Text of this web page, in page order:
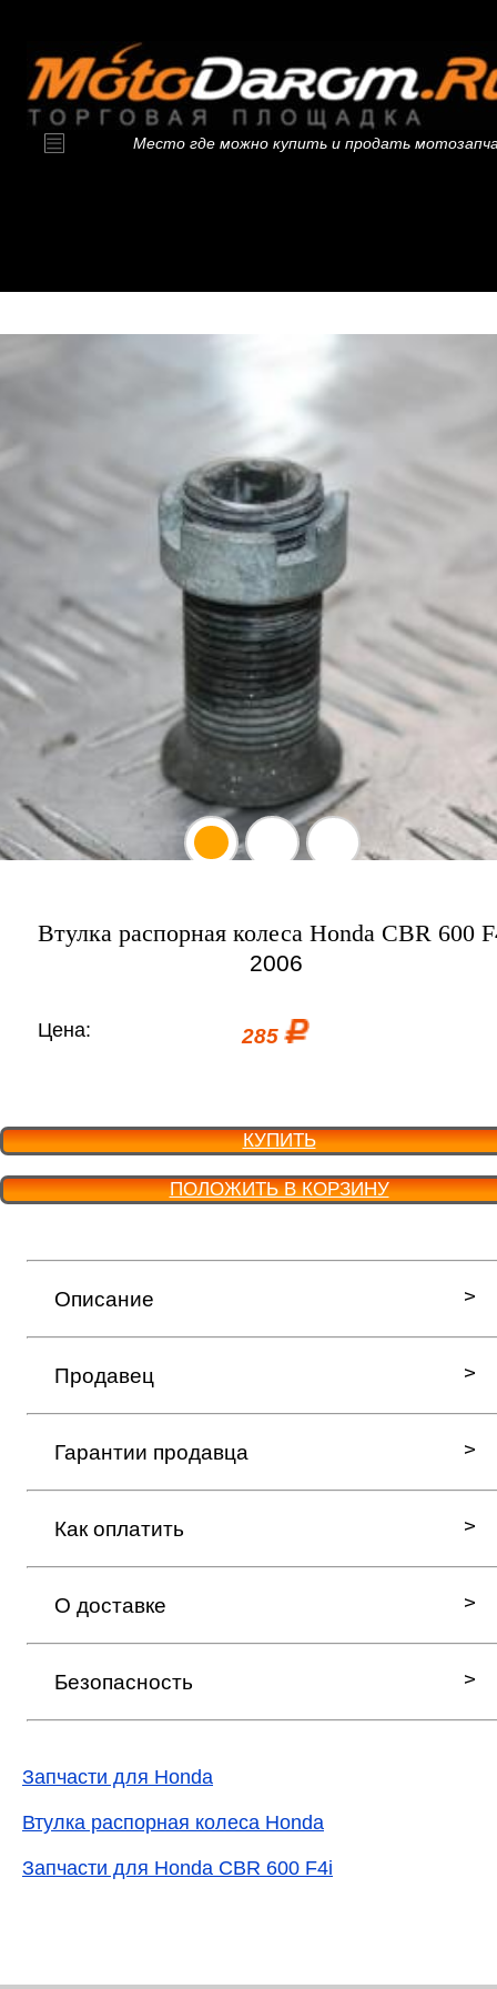
Место где можно купить и продать
Втулка распорная колеса Honda CBR 600
2006
Цена: 285
КУПИТЬ
ПОЛОЖИТЬ В КОРЗИНУ
Описание
Продавец
Гарантии продавца
Как оплатить
О доставке
Безопасность
Запчасти для Honda
Втулка распорная колеса Honda
Запчасти для Honda CBR 600 F4i